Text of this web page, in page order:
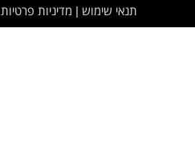
תנאי שימוש מדיניות פרטיות